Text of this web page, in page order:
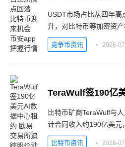
USDT市场占比从四年
升，对比特币等加密资
竞争币资讯 2026-
TeraWulf签190亿
比特币矿商TeraWulf与
计合同收入约190亿美元
比特币资讯 2026-